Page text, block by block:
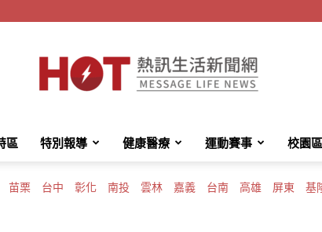
HotMessage
區 特別報導 健康醫療 運動賽事 校園區
苗栗 台中 彰化 南投 雲林 嘉義 台南 高雄 屏東 基